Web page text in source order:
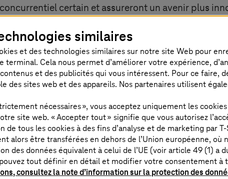
certain et assureront un avenir plus
le service à la
à des attentes
et modifie la manière
leurs clients. Vous
dans une succursale
en vue ? C'est là
similaires
et des technologies similaires sur notre site Web pour
terminal. Cela nous permet d’améliorer votre expérience,
et des publicités qui vous intéressent. Pour ce faire,
des sites web et des appareils. Nos partenaires utilisent
nécessaires », vous acceptez uniquement les
site web. « Accepter tout » signifie que vous autorisez
de tous les cookies à des fins d’analyse et de marketing par
alors être transférées en dehors de l’Union européenne, où
des données équivalent à celui de l’UE (voir article 49 (1) a
pouvez tout définir en détail et modifier votre consentement à
consultez la note d’information sur la protection des